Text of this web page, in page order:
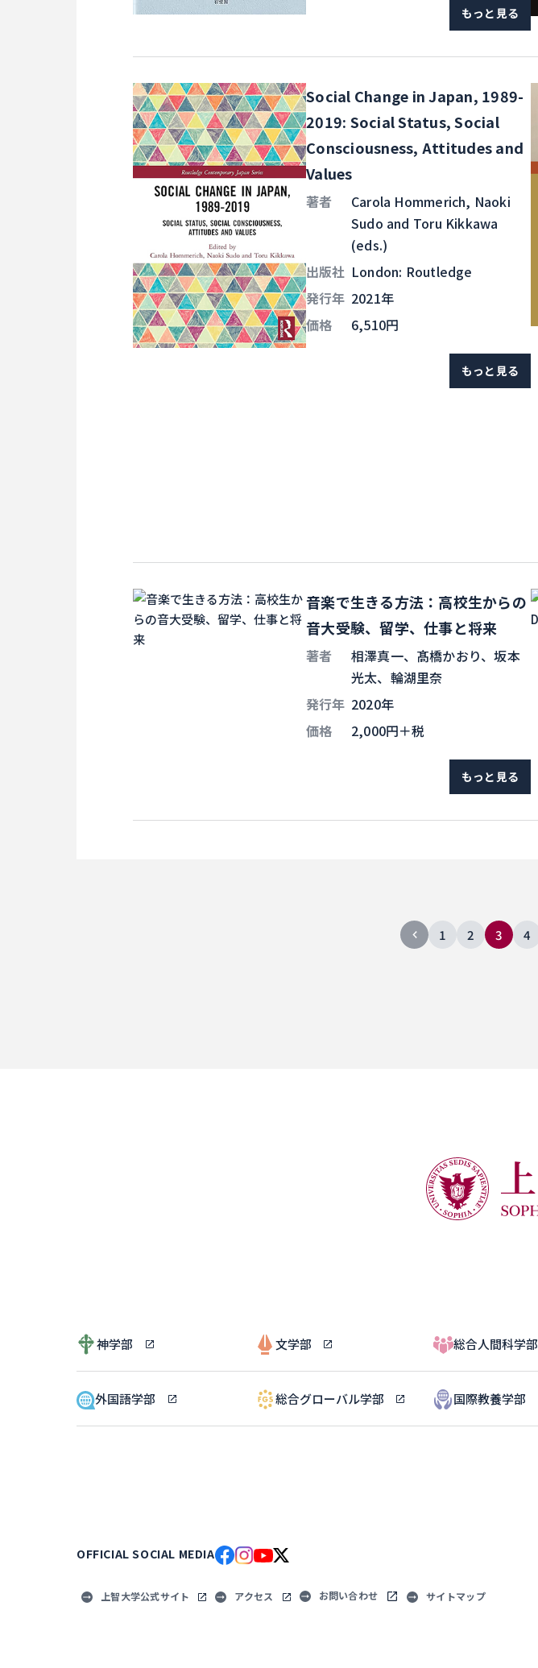
もっと見る
Social Change in Japan, 1989-
2019: Social Status, Social
Consciousness, Attitudes and
Values
著者
Carola Hommerich, Naoki
Sudo and Toru Kikkawa
(eds.)
出版社 London: Routledge
発行年 2021年
価格
6,510円
もっと見る
音楽で生きる方法：高校生からの
音大受験、留学、仕事と将来
著者
相澤真一、髙橋かおり、坂本
光太、輪湖里奈
発行年 2020年
価格
2,000円＋税
もっと見る
1 2 3 4
神学部 文学部 総合人間科学部
外国語学部 総合グローバル学部 国際教養学部
OFFICIAL SOCIAL MEDIA
上智大学公式サイト アクセス お問い合わせ サイトマップ